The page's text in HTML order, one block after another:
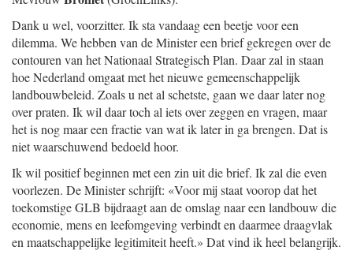
Dank u wel, voorzitter. Ik sta vandaag een beetje voor een
dilemma. We hebben van de Minister een brief gekregen over de
contouren van het Nationaal Strategisch Plan. Daar zal in staan
hoe Nederland omgaat met het nieuwe gemeenschappelijk
landbouwbeleid. Zoals u net al schetste, gaan we daar later nog
over praten. Ik wil daar toch al iets over zeggen en vragen, maar
het is nog maar een fractie van wat ik later in ga brengen. Dat is
niet waarschuwend bedoeld hoor.
Ik wil positief beginnen met een zin uit die brief. Ik zal die even
voorlezen. De Minister schrijft: «Voor mij staat voorop dat het
toekomstige GLB bijdraagt aan de omslag naar een landbouw die
economie, mens en leefomgeving verbindt en daarmee draagvlak
en maatschappelijke legitimiteit heeft.» Dat vind ik heel belangrijk.